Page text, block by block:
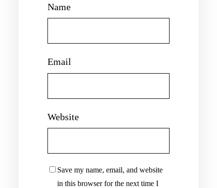
Name
Email
Website
Save my name, email, and website
in this browser for the next time I